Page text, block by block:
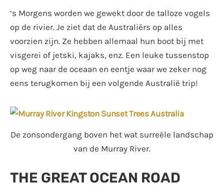
‘s Morgens worden we gewekt door de talloze vogels
op de rivier. Je ziet dat de Australiërs op alles
voorzien zijn. Ze hebben allemaal hun boot bij met
visgerei of jetski, kajaks, enz. Een leuke tussenstop
op weg naar de oceaan en eentje waar we zeker nog
eens terugkomen bij een volgende Australië trip!
De zonsondergang boven het wat surreële landschap
van de Murray River.
THE GREAT OCEAN ROAD